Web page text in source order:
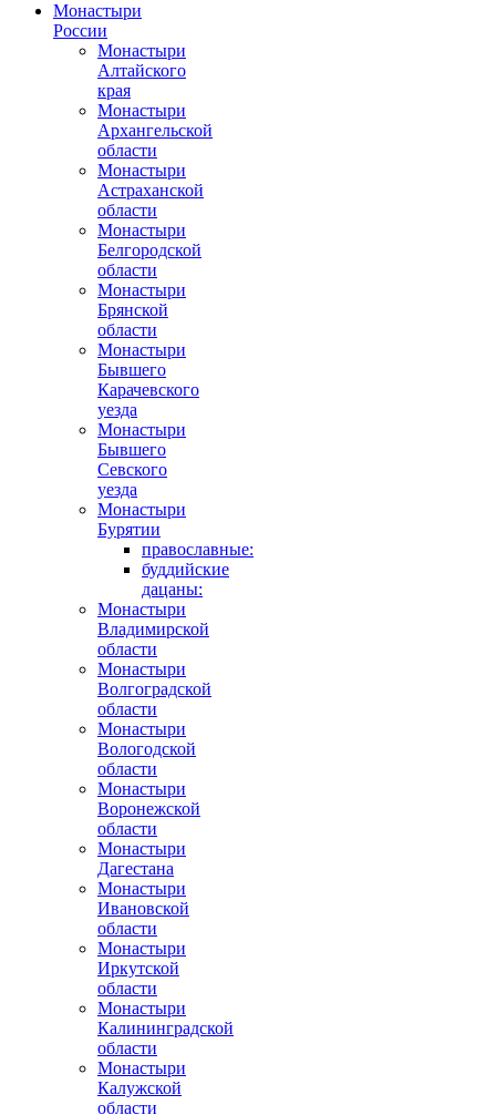
Монастыри
России
Монастыри
Алтайского
края
Монастыри
Архангельской
области
Монастыри
Астраханской
области
Монастыри
Белгородской
области
Монастыри
Брянской
области
Монастыри
Бывшего
Карачевского
уезда
Монастыри
Бывшего
Севского
уезда
Монастыри
Бурятии
православные:
буддийские
дацаны:
Монастыри
Владимирской
области
Монастыри
Волгоградской
области
Монастыри
Вологодской
области
Монастыри
Воронежской
области
Монастыри
Дагестана
Монастыри
Ивановской
области
Монастыри
Иркутской
области
Монастыри
Калининградской
области
Монастыри
Калужской
области